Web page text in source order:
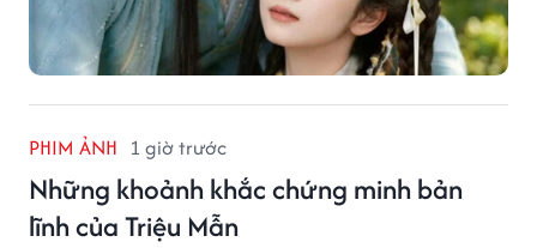
PHIM ẢNH 1 giờ trước
Những khoảnh khắc chứng minh bản
lĩnh của Triệu Mẫn